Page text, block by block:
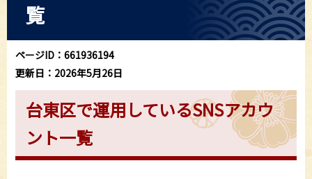
ら
覧
ページID：661936194
更新日：2026年5月26日
台東区で運用しているSNSアカウ
ント一覧